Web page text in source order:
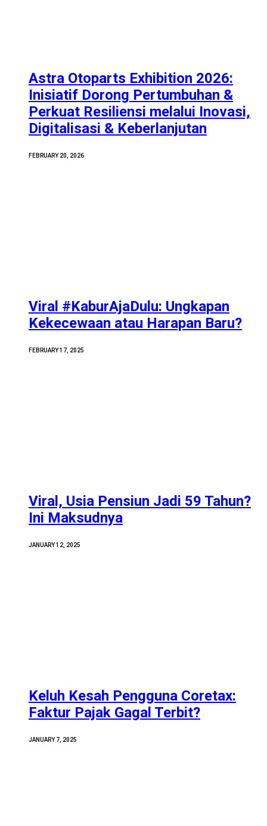
Astra Otoparts Exhibition 2026:
Inisiatif Dorong Pertumbuhan &
Perkuat Resiliensi melalui Inovasi,
Digitalisasi & Keberlanjutan
FEBRUARY 20, 2026
Viral #KaburAjaDulu: Ungkapan
Kekecewaan atau Harapan Baru?
FEBRUARY 17, 2025
Viral, Usia Pensiun Jadi 59 Tahun?
Ini Maksudnya
JANUARY 12, 2025
Keluh Kesah Pengguna Coretax:
Faktur Pajak Gagal Terbit?
JANUARY 7, 2025